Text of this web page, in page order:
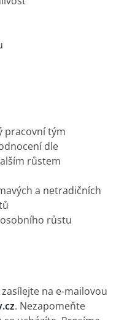
pracovní tým
dle
růstem
a netradičních
růstu
na e-mailovou
. Nezapomeňte